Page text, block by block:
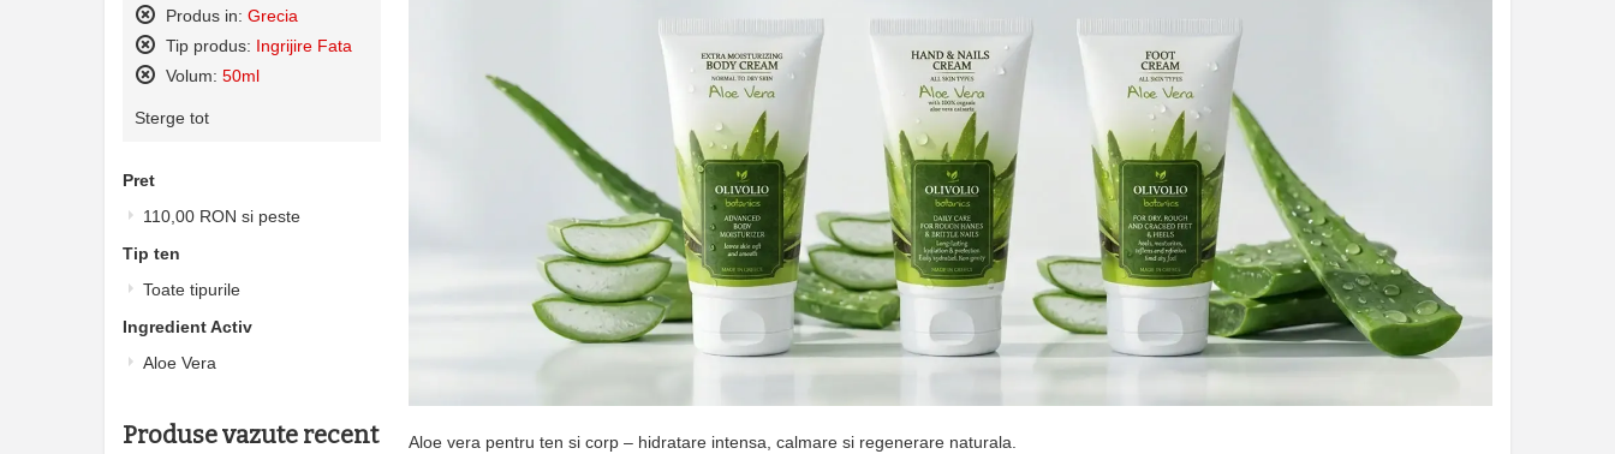
Aloe vera pentru ten si corp – hidratare intensa, calmare si regenerare naturala.
Produs in: Grecia
Sterge
acest
produs
Tip produs: Ingrijire Fata
Sterge
acest
produs
Volum: 50ml
acest
Sterge tot
Pret
110,00 RON si peste
Tip ten
Toate tipurile
Ingredient Activ
Aloe Vera
Produse vazute recent